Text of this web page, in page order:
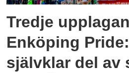
Tredje
Enköping
självklar del av